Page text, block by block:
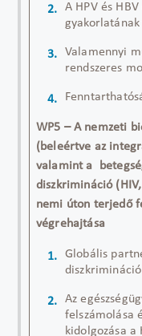
A HPV és
Valamennyi
rendszeres
WP5 – A nemzeti
(beleértve az
valamint a
diszkrimináció
nemi úton terjedő
végrehajtása
Globális
Az
felszámolása
kidolgozása a